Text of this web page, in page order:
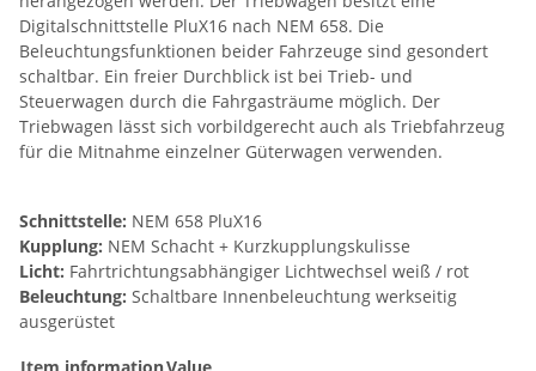
Digitalschnittstelle PluX16 nach NEM 658. Die
Beleuchtungsfunktionen beider Fahrzeuge sind gesondert
schaltbar. Ein freier Durchblick ist bei Trieb- und
Steuerwagen durch die Fahrgasträume möglich. Der
Triebwagen lässt sich vorbildgerecht auch als Triebfahrzeug
für die Mitnahme einzelner Güterwagen verwenden.
Schnittstelle: NEM 658 PluX16
Kupplung: NEM Schacht + Kurzkupplungskulisse
Licht: Fahrtrichtungsabhängiger Lichtwechsel weiß / rot
Beleuchtung: Schaltbare Innenbeleuchtung werkseitig
ausgerüstet